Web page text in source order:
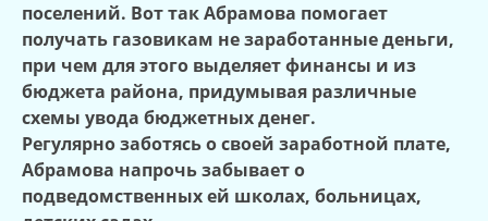
поселений. Вот так Абрамова помогает
получать газовикам не заработанные деньги,
при чем для этого выделяет финансы и из
бюджета района, придумывая различные
схемы увода бюджетных денег.
Регулярно заботясь о своей заработной плате,
Абрамова напрочь забывает о
подведомственных ей школах, больницах,